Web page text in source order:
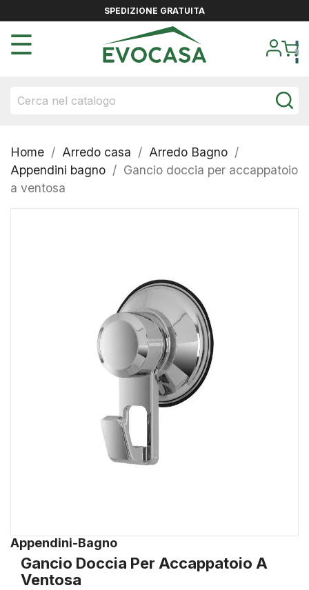
SPEDIZIONE GRATUITA
navigazione
☰
Home Arredo casa
Arredo Bagno
Appendini bagno
Gancio doccia per accappatoio
a ventosa
Appendini-Bagno
Gancio Doccia Per Accappatoio A
Ventosa